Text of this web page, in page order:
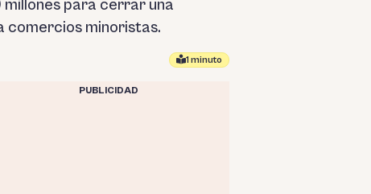
para cerrar una
comercios minoristas.
1 minuto
PUBLICIDAD